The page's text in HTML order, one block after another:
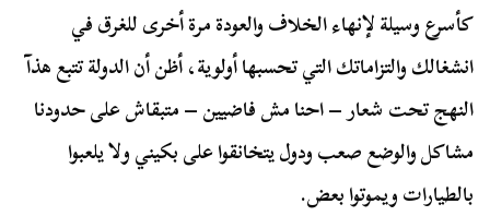
كأسرع وسيلة لإنهاء الخلاف والعودة مرة أخرى للغرق في
انشغالك والتزاماتك التي تحسبها أولوية، أظن أن الدولة تتبع هذآ
النهج تحت شعار – احنا مش فاضيين – متبقاش على حدودنا
مشاكل والوضع صعب ودول يتخانقوا على بكيني ولا يلعبوا
بالطيارات ويموتوا بعض.